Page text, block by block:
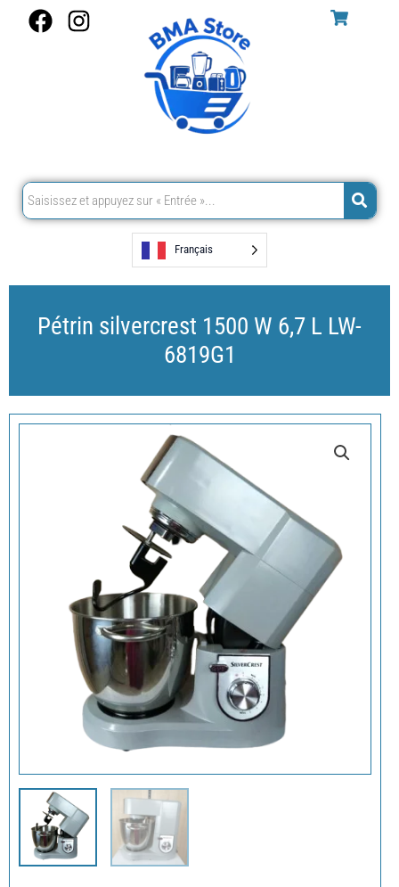
F
k
I
a
m
Français
Pétrin silvercrest 1500 W 6,7 L LW-
6819G1